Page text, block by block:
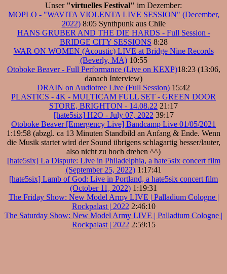
Unser "virtuelles Festival" im Dezember:
MOPLO - "WAVITA VIOLENTA LIVE SESSION" (December,
2022)8:05 Synthpunk aus Chile
HANS GRUBER AND THE DIE HARDS - Full Session -
BRIDGE CITY SESSIONS 8:28
WAR ON WOMEN (Acoustic) LIVE at Bridge Nine Records
(Beverly, MA)10:55
Otoboke Beaver - Full Performance (Live on KEXP)18:23 (13:06,
danach Interview)
DRAIN on Audiotree Live (Full Session) 15:42
PLASTICS - 4K - MULTICAM FULL SET - GREEN DOOR
STORE, BRIGHTON - 14.08.22 21:17
[hate5six] H2O - July 07, 2022 39:17
Otoboke Beaver [Emergency Live] Bandcamp Live 01/05/2021
1:19:58 (abzgl. ca 13 Minuten Standbild an Anfang & Ende. Wenn
die Musik startet wird der Sound übrigens schlagartig besser/lauter,
also nicht zu hoch drehen ^^)
[hate5six] La Dispute: Live in Philadelphia, a hate5six concert film
(September 25, 2022)1:17:41
[hate5six] Lamb of God: Live in Portland, a hate5six concert film
(October 11, 2022) 1:19:31
The Friday Show: New Model Army LIVE | Palladium Cologne |
Rockpalast | 2022 2:46:10
The Saturday Show: New Model Army LIVE | Palladium Cologne |
Rockpalast | 2022 2:59:15